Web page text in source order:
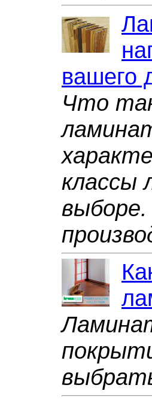
вашего
Что
классы